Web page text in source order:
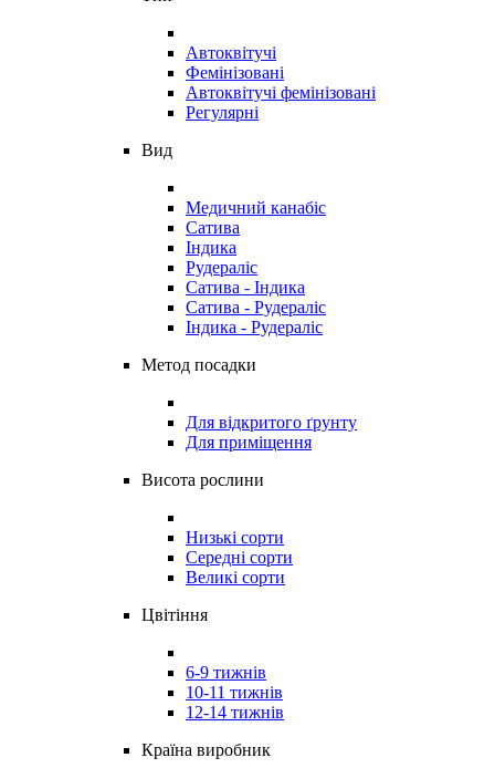
Автоквітучі
Фемінізовані
Автоквітучі фемінізовані
Регулярні
Вид
Медичний канабіс
Сатива
Індика
Рудераліс
Сатива - Індика
Сатива - Рудераліс
Індика - Рудераліс
Метод посадки
Для відкритого ґрунту
Для приміщення
Висота рослини
Низькі сорти
Середні сорти
Великі сорти
Цвітіння
6-9 тижнів
10-11 тижнів
12-14 тижнів
Країна виробник